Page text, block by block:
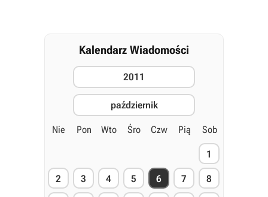
Kalendarz Wiadomości
2011
październik
Nie Pon Wto Śro Czw Pią Sob
1
2 3 4 5 6 7 8